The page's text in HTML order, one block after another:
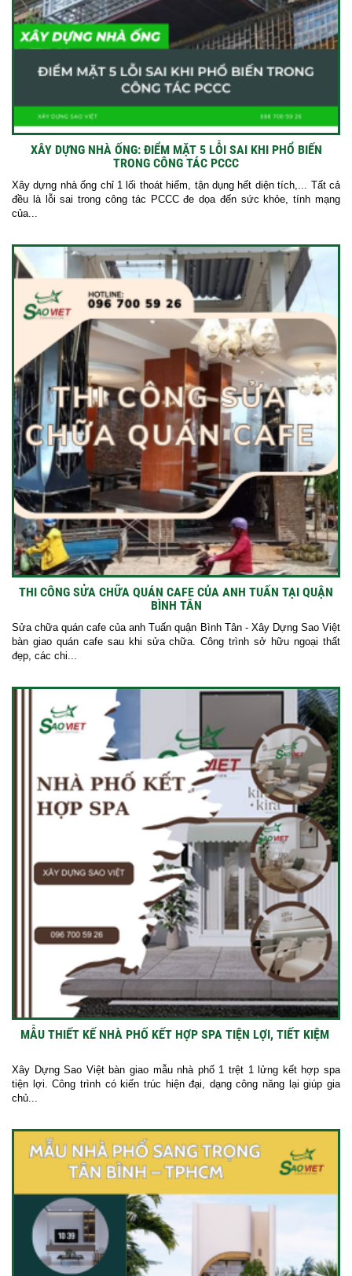
XÂY DỰNG NHÀ ỐNG: ĐIỂM MẶT 5 LỖI SAI KHI PHỔ BIẾN
TRONG CÔNG TÁC PCCC
Xây dựng nhà ống chỉ 1 lối thoát hiểm, tận dụng hết diện tích,... Tất cả
đều là lỗi sai trong công tác PCCC đe dọa đến sức khỏe, tính mạng
của...
THI CÔNG SỬA CHỮA QUÁN CAFE CỦA ANH TUẤN TẠI QUẬN
BÌNH TÂN
Sửa chữa quán cafe của anh Tuấn quận Bình Tân - Xây Dựng Sao Việt
bàn giao quán cafe sau khi sửa chữa. Công trình sở hữu ngoại thất
đẹp, các chi...
MẪU THIẾT KẾ NHÀ PHỐ KẾT HỢP SPA TIỆN LỢI, TIẾT KIỆM
Xây Dựng Sao Việt bàn giao mẫu nhà phố 1 trệt 1 lửng kết hợp spa
tiện lợi. Công trình có kiến trúc hiện đại, dạng công năng lại giúp gia
chủ...